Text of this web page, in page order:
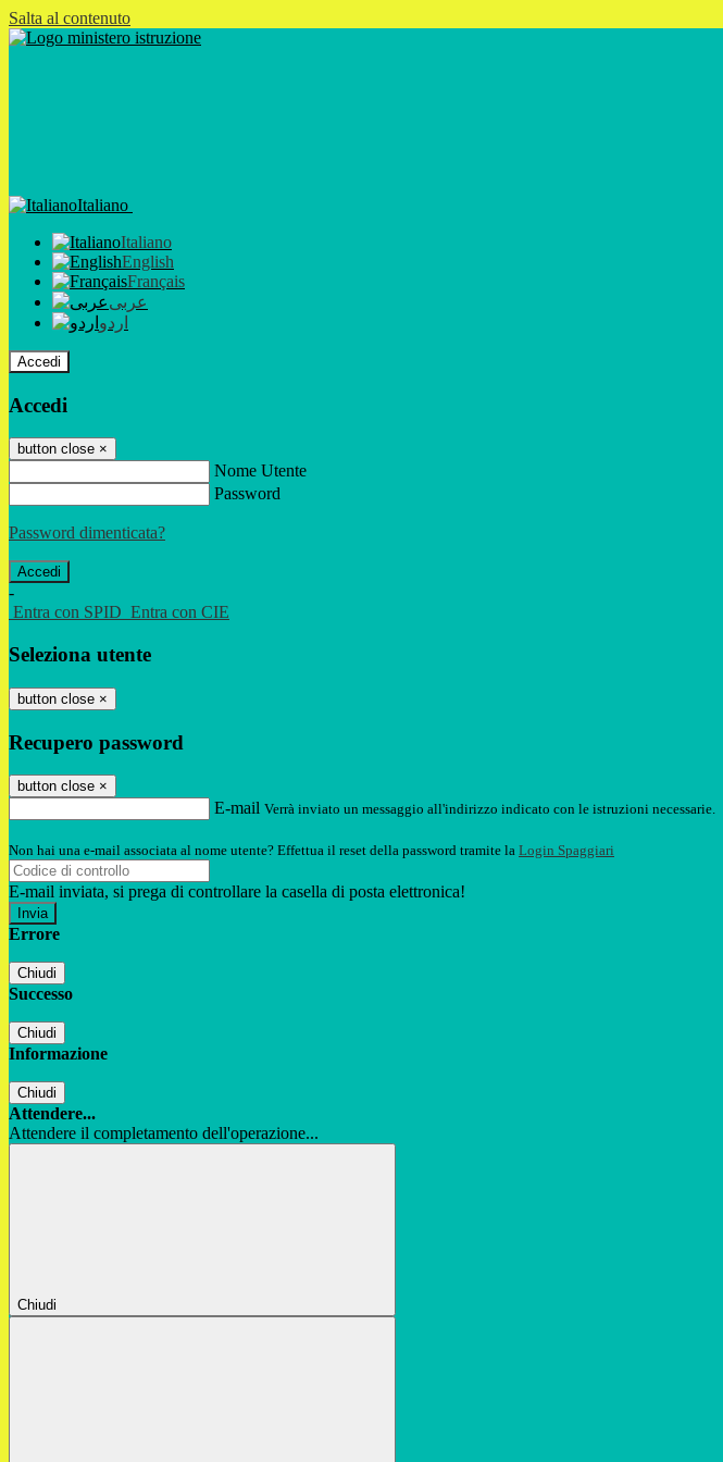
Salta al contenuto
Italiano
Italiano
English
Français
عربى
اردو
Accedi
Accedi
button close ×
Nome Utente
Password
Password dimenticata?
-
Entra con SPID Entra con CIE
Seleziona utente
button close ×
Recupero password
button close ×
E-mail Verrà inviato un messaggio all'indirizzo indicato con le istruzioni necessarie.
Non hai una e-mail associata al nome utente? Effettua il reset della password tramite la Login Spaggiari
E-mail inviata, si prega di controllare la casella di posta elettronica!
Errore
Chiudi
Successo
Chiudi
Informazione
Chiudi
Attendere...
Attendere il completamento dell'operazione...
Chiudi